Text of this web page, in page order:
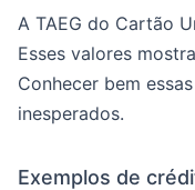
A TAEG do Cartão
Esses valores
Conhecer bem
inesperados.
Exemplos de